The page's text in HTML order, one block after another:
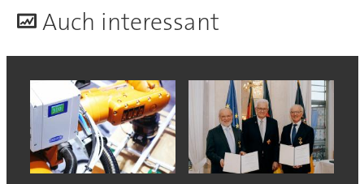
Auch interessant